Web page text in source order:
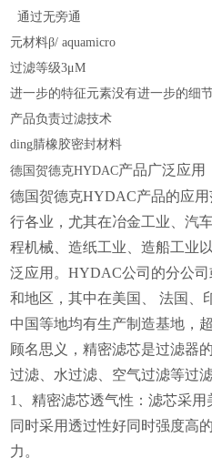
通过无旁通
元材料β/ aquamicro
过滤等级3μM
进一步的特征元素没有进一步的细节
产品负责过滤技术
ding腈橡胶密封材料
德国贺德克HYDAC产品广泛应用
德国贺德克HYDAC产品的应
行各业，尤其在冶金工业、汽
程机械、造纸工业、造船工业
泛应用。HYDAC公司的分公
和地区，其中在美国、 法国、
中国等地均有生产制造基地，超
顾名思义，精密滤芯是过滤器
过滤、水过滤、空气过滤等过滤
1、精密滤芯透气性：滤芯采用
同时采用透过性好同时强度高
力。